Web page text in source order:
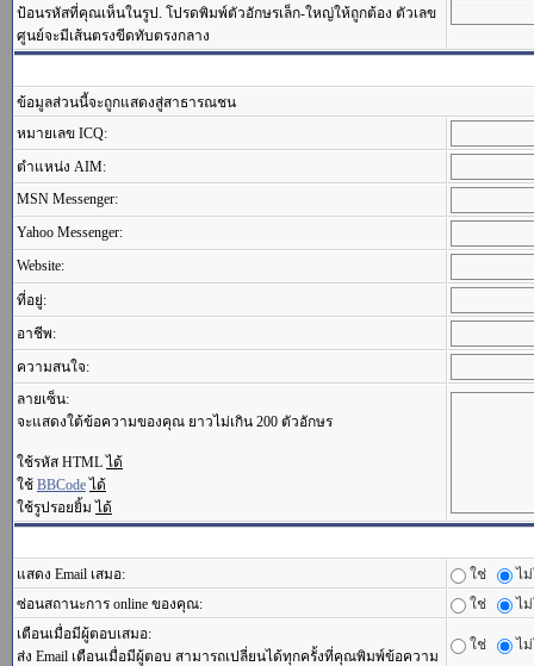
ป้อนรหัสที่คุณเห็นในรูป. โปรดพิมพ์ตัวอักษรเล็ก-ใหญ่ให้ถูกต้อง ตัวเลข
ศูนย์จะมีเส้นตรงขีดทับตรงกลาง
ข้อมูลส่วนนี้จะถูกแสดงสู่สาธารณชน
หมายเลข ICQ:
ตำแหน่ง AIM:
MSN Messenger:
Yahoo Messenger:
Website:
ที่อยู่:
อาชีพ:
ความสนใจ:
ลายเซ็น:
จะแสดงใต้ข้อความของคุณ ยาวไม่เกิน 200 ตัวอักษร
ใช้รหัส HTML ได้
ใช้ BBCode ได้
ใช้รูปรอยยิ้ม ได้
แสดง Email เสมอ: ใช่
ไ
ซ่อนสถานะการ online ของคุณ:
ใช่
ไ
เตือนเมื่อมีผู้ตอบเสมอ:
ส่ง Email เตือนเมื่อมีผู้ตอบ สามารถเปลี่ยนได้ทุกครั้งที่คุณพิมพ์ข้อความ
ใช่ ไ